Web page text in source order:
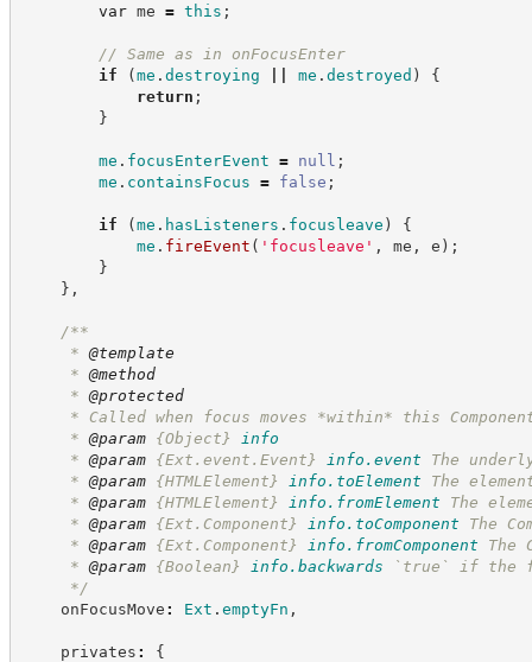
var me = this ;
// Same as in onFocusEnter
if
(me . destroying me . destroyed )
{
return ;
}
me . focusEnterEvent = null ;
me . containsFocus = false ;
if (me . hasListeners . focusleave )
{
me . fireEvent ( ' focusleave ' , me , e ) ;
}
} ,
/**
* @template
* @method
* @protected
* Called when focus moves *within* this
* @param {Object}
info
* @param {Ext.event.Event} info.event
The
* @param {HTMLElement} info.toElement
The
* @param {HTMLElement} info.fromElement
The
* @param {Ext.Component} info.toComponent
The
* @param {Ext.Component} info.fromComponent
The
* @param {Boolean} info.backwards
`true` if the
*/
onFocusMove : Ext . emptyFn ,
privates :
{